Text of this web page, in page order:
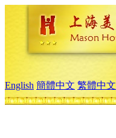
English 簡體中文 繁體中文